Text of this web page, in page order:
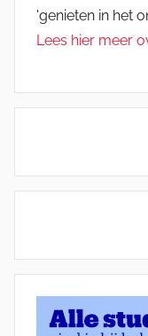
'genieten in het
Lees hier meer